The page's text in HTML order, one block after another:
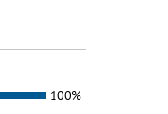
100%